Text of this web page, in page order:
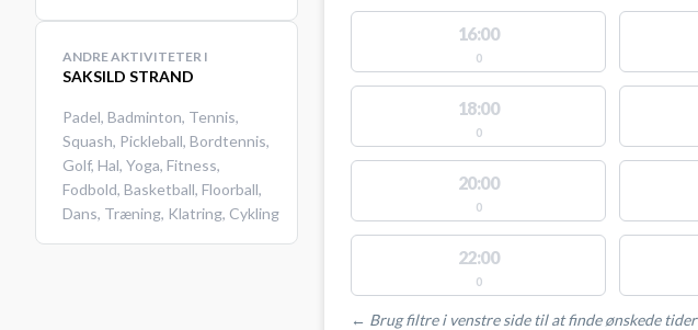
ANDRE AKTIVITETER I
SAKSILD STRAND
Padel, Badminton, Tennis,
Squash, Pickleball, Bordtennis,
Golf, Hal, Yoga, Fitness,
Fodbold, Basketball, Floorball,
Dans, Træning, Klatring, Cykling
16:00
0
18:00
0
20:00
0
22:00
0
← Brug filtre i venstre side til at finde ønskede tider